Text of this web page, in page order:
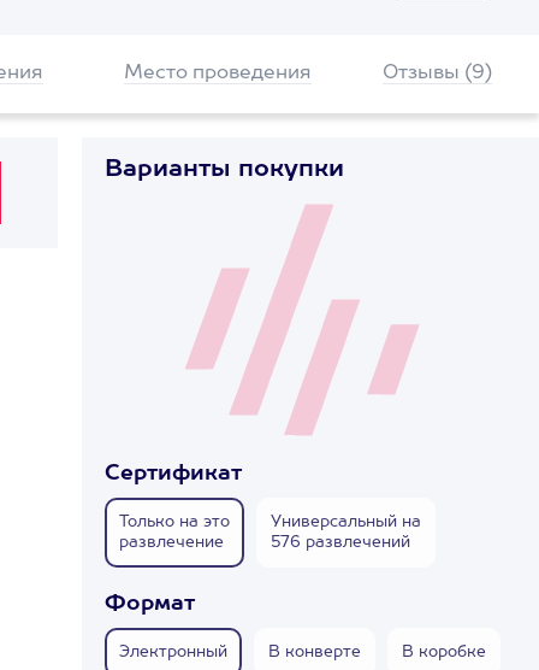
Место проведения Отзывы (9)
Варианты покупки
Сертификат
Только на это
развлечение
Универсальный на
576 развлечений
Формат
Электронный В конверте В коробке